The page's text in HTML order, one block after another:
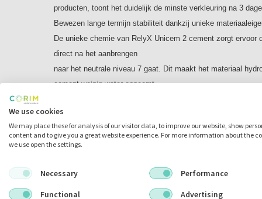
producten, toont het duidelijk de minste verkleuring na 3
Bewezen lange termijn stabiliteit dankzij unieke
De unieke chemie van RelyX Unicem 2 cement zorgt ervoor
direct na het aanbrengen
naar het neutrale niveau 7 gaat. Dit maakt het materiaal
cement weinig water opneemt.
Uitstekende hechtsterkte.
RelyX Unicem 2 cement biedt u uitstekende hechtsterktes
cementen, zowel op dentine
Inhoud:
kleur: A3 Opaque
We use cookies
We may place these for analysis of our visitor data, to improve our website, show
content and to give you a great website experience. For more information about the
we use open the settings.
Necessary
Performance
Functional
Advertising